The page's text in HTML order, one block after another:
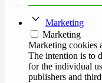
Marketing
Marketing
Marketing cookies
The intention is to
for the individual
publishers and